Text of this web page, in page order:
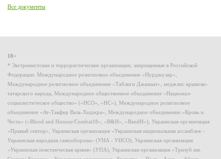
Все документы
18+
* Экстремистские и террористические организации, запрещенные в Российской
Федерации: Международное религиозное объединение «Нурджулар»,
Международное религиозное объединение «Таблиги Джамаат», меджлис крымско-
татарского народа, Международное общественное объединение «Национал-
социалистическое общество» («НСО», «НС»), Международное религиозное
объединение «Ат-Такфир Валь-Хиджра», Международное объединение «Кровь и
Честь» («Blood and Honour/Combat18», «B&H», «BandH»), Украинская организация
«Правый сектор», Украинская организация «Украинская национальная ассамблея –
Украинская народная самооборона» (УНА - УНСО), Украинская организация
«Украинская повстанческая армия» (УПА), Украинская организация «Тризуб им.